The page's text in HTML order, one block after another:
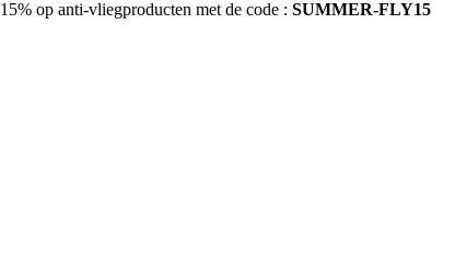
15% op anti-vliegproducten met de code : SUMMER-FLY15